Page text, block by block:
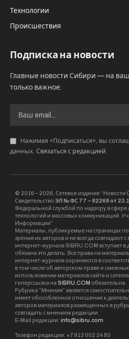
Технологии
Происшествия
Подписка на новости
Главные новости Сибири — на
только важное.
Нажимая «Подписаться», вы
данных. Связаться с редакцией.
© 2016 – 2026, Сетевое издание “Новости
Свидетельство ЭЛ № ФС 77 – 82268 от
Федеральной службой по надзору в
технологий и массовых коммуникаций.
Информации”
Материалы, публикуемые на страницах
зрения их авторов и не всегда совпадают
интернет-журнала SIBRU.COM вступает в
обязана это делать. Все права на
интернет-журнала охраняются в
в том числе об авторском праве и
использовании материалов сайта и
гиперссылка на SIBRU.COM обязательна.
Рубрика “Мнения” является
имеет обособленное отношение к
авторов материалов размещенных в
совпадать с мнением редакции.
E-Mail редакции: info@sibru.com
Телефон редакции: +7 913 002 24 80